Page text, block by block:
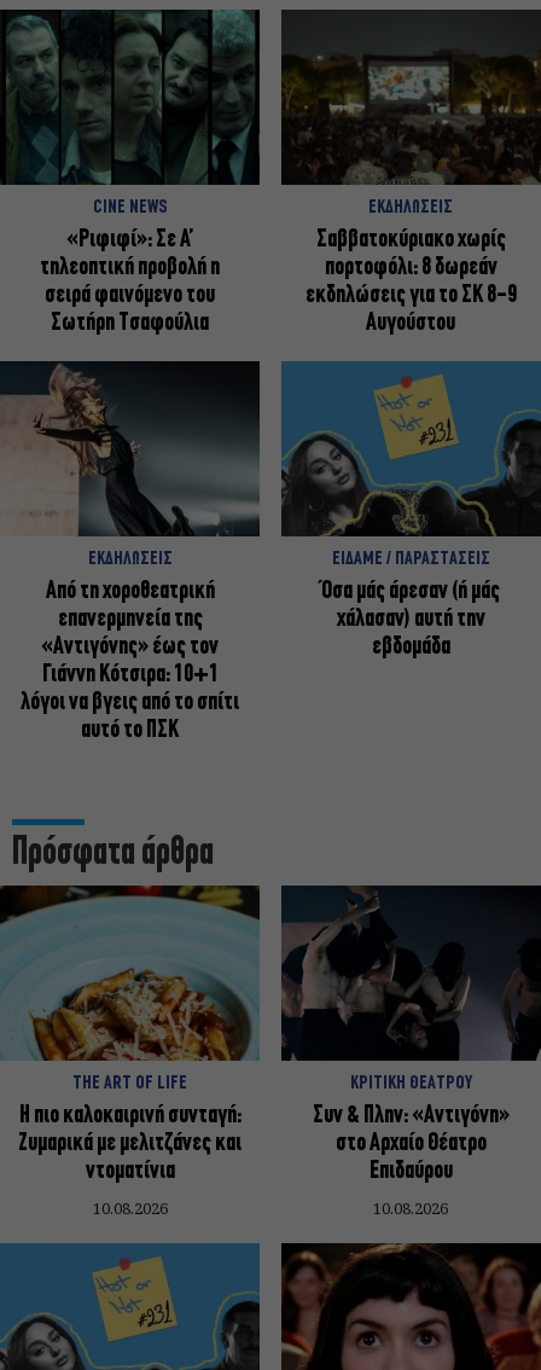
CINE NEWS
«Ριφιφί»: Σε Α’
τηλεοπτική προβολή η
σειρά φαινόμενο του
Σωτήρη Τσαφούλια
ΕΚΔΗΛΩΣΕΙΣ
Σαββατοκύριακο χωρίς
πορτοφόλι: 8 δωρεάν
εκδηλώσεις για το ΣΚ 8-9
Αυγούστου
ΕΚΔΗΛΩΣΕΙΣ
Από τη χοροθεατρική
επανερμηνεία της
«Αντιγόνης» έως τον
Γιάννη Κότσιρα: 10+1
λόγοι να βγεις από το σπίτι
αυτό το ΠΣΚ
ΕΙΔΑΜΕ / ΠΑΡΑΣΤΑΣΕΙΣ
Όσα μάς άρεσαν (ή μάς
χάλασαν) αυτή την
εβδομάδα
Πρόσφατα άρθρα
THE ART OF LIFE
Η πιο καλοκαιρινή συνταγή:
Ζυμαρικά με μελιτζάνες και
ντοματίνια
10.08.2026
ΚΡΙΤΙΚΗ ΘΕΑΤΡΟΥ
Συν & Πλην: «Αντιγόνη»
στο Αρχαίο Θέατρο
Επιδαύρου
10.08.2026